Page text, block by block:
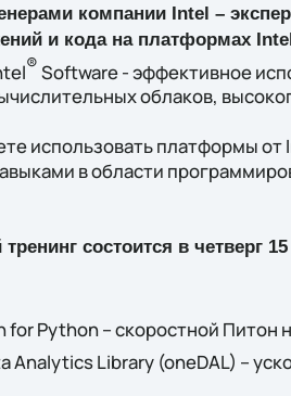
компании Intel –
и кода на платформах
®Software - эффективное
облаков,
использовать платформы
в области
состоится в четверг
for Python – скоростной Питон
Analytics Library (oneDAL) –